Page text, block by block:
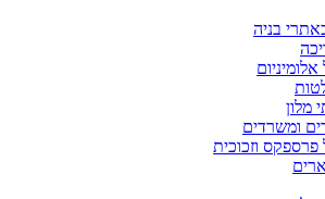
בניה
מלון
ומשרדים
וזכוכית